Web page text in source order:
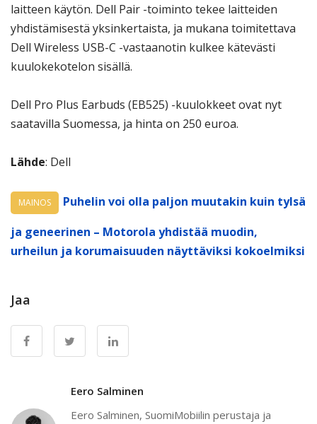
laitteen käytön. Dell Pair -toiminto tekee laitteiden
yhdistämisestä yksinkertaista, ja mukana toimitettava
Dell Wireless USB-C -vastaanotin kulkee kätevästi
kuulokekotelon sisällä.
Dell Pro Plus Earbuds (EB525) -kuulokkeet ovat nyt
saatavilla Suomessa, ja hinta on 250 euroa.
Lähde: Dell
MAINOS
Puhelin voi olla paljon muutakin kuin tylsä
ja geneerinen – Motorola yhdistää muodin,
urheilun ja korumaisuuden näyttäviksi kokoelmiksi
Jaa
Eero Salminen
Eero Salminen, SuomiMobiilin perustaja ja